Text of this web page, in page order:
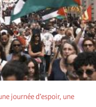
journée d’espoir, une